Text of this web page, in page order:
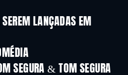
LANÇADAS EM
Temporada 2
SEGURA & TOM SEGURA
Série